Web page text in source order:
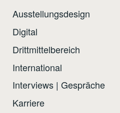
Ausstellungsdesign
Digital
Drittmittelbereich
International
Interviews | Gespräche
Karriere